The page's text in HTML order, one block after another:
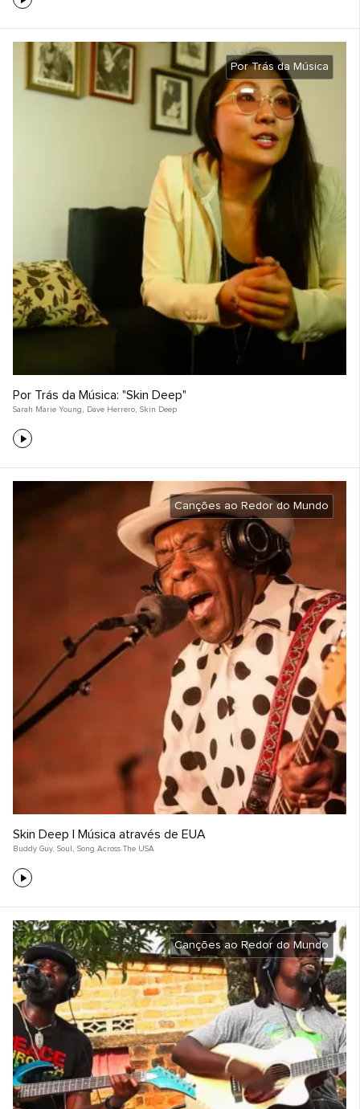
Por Trás da Música
Por Trás da Música: "Skin Deep"
Sarah Marie Young , Dave Herrero, Skin Deep
Canções ao Redor do Mundo
Skin Deep | Música através de EUA
Buddy Guy, Soul , Song Across The USA
Canções ao Redor do Mundo